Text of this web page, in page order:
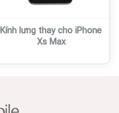
Kính lưng thay cho iPhone
Xs Max